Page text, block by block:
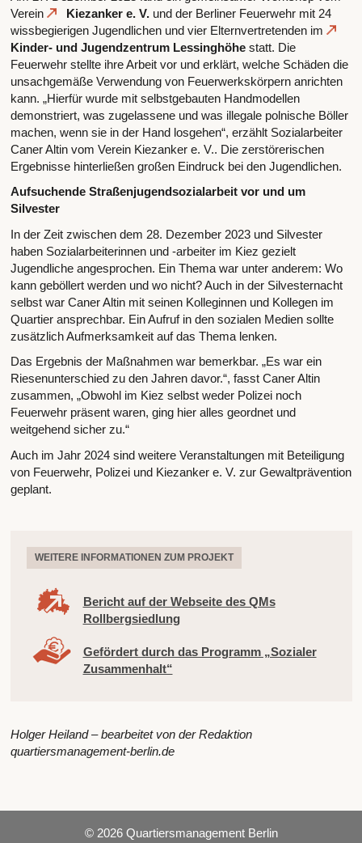
Verein
Kiezanker e. V. und der Berliner Feuerwehr mit 24
wissbegierigen Jugendlichen und vier Elternvertretenden im
Kinder- und Jugendzentrum Lessinghöhestatt. Die
Feuerwehr stellte ihre Arbeit vor und erklärt, welche Schäden die
unsachgemäße Verwendung von Feuerwerkskörpern anrichten
kann. „Hierfür wurde mit selbstgebauten Handmodellen
demonstriert, was zugelassene und was illegale polnische Böller
machen, wenn sie in der Hand losgehen“, erzählt Sozialarbeiter
Caner Altin vom Verein Kiezanker e. V.. Die zerstörerischen
Ergebnisse hinterließen großen Eindruck bei den Jugendlichen.
Aufsuchende Straßenjugendsozialarbeit vor und um
Silvester
In der Zeit zwischen dem 28. Dezember 2023 und Silvester
haben Sozialarbeiterinnen und -arbeiter im Kiez gezielt
Jugendliche angesprochen. Ein Thema war unter anderem: Wo
kann geböllert werden und wo nicht? Auch in der Silvesternacht
selbst war Caner Altin mit seinen Kolleginnen und Kollegen im
Quartier ansprechbar. Ein Aufruf in den sozialen Medien sollte
zusätzlich Aufmerksamkeit auf das Thema lenken.
Das Ergebnis der Maßnahmen war bemerkbar. „Es war ein
Riesenunterschied zu den Jahren davor.“, fasst Caner Altin
zusammen, „Obwohl im Kiez selbst weder Polizei noch
Feuerwehr präsent waren, ging hier alles geordnet und
weitgehend sicher zu.“
Auch im Jahr 2024 sind weitere Veranstaltungen mit Beteiligung
von Feuerwehr, Polizei und Kiezanker e. V. zur Gewaltprävention
geplant.
WEITERE INFORMATIONEN ZUM PROJEKT
Bericht auf der Webseite des QMs
Rollbergsiedlung
Gefördert durch das Programm „Sozialer
Zusammenhalt“
Holger Heiland – bearbeitet von der Redaktion
quartiersmanagement-berlin.de
© 2026 Quartiersmanagement Berlin